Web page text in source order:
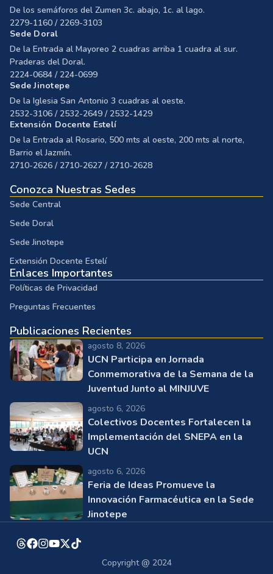
De los semáforos del Zumen 3c. abajo, 1c. al lago.
2279-1160 / 2269-3103
Sede Doral
De la Entrada al Mayoreo 2 cuadras arriba 1 cuadra al sur.
Praderas del Doral.
2224-0684 / 224-0699
Sede Jinotepe
De la Iglesia San Antonio 3 cuadras al oeste.
2532-3106 / 2532-2649 / 2532-1429
Extensión Docente Estelí
De la Entrada al Rosario, 500 mts al oeste, 200 mts al norte,
Barrio el Jazmín.
2710-2626 / 2710-2627 / 2710-2628
Conozca Nuestras Sedes
Sede Central
Sede Doral
Sede Jinotepe
Extensión Docente Estelí
Enlaces Importantes
Políticas de Privacidad
Preguntas Frecuentes
Publicaciones Recientes
agosto 8, 2026
UCN Participa en Jornada
Conmemorativa de la Semana de la
Juventud Junto al MINJUVE
agosto 6, 2026
Colectivos Docentes Fortalecen la
Implementación del SNEPA en la
UCN
agosto 6, 2026
Feria de Ideas Promueve la
Innovación Farmacéutica en la Sede
Jinotepe
Copyright @ 2024